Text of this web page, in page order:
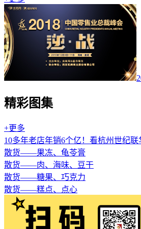
精彩图集
+更多
10多年老店年销6个亿！看杭州世纪联
散货——果冻、龟苓膏
散货——肉、海味、豆干
散货——糖果、巧克力
散货——糕点、点心